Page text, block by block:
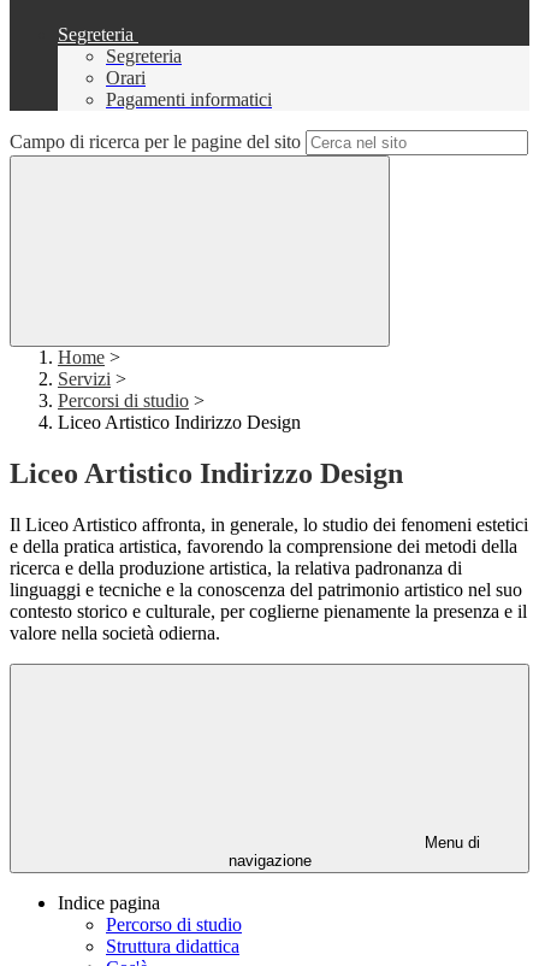
Segreteria
Segreteria
Orari
Pagamenti informatici
Campo di ricerca per le pagine del sito
Home >
Servizi >
Percorsi di studio >
Liceo Artistico Indirizzo Design
Liceo Artistico Indirizzo Design
Il Liceo Artistico affronta, in generale, lo studio dei fenomeni estetici
e della pratica artistica, favorendo la comprensione dei metodi della
ricerca e della produzione artistica, la relativa padronanza di
linguaggi e tecniche e la conoscenza del patrimonio artistico nel suo
contesto storico e culturale, per coglierne pienamente la presenza e il
valore nella società odierna.
Menu di
navigazione
Indice pagina
Percorso di studio
Struttura didattica